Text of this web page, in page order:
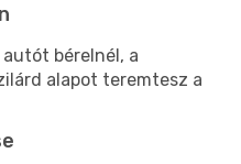
bérelnél, a
alapot teremtesz a